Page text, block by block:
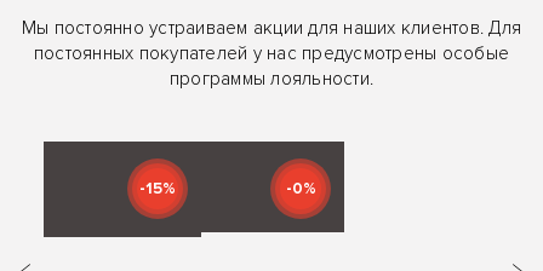
Мы постоянно устраиваем акции для наших клиентов. Для
постоянных покупателей у нас предусмотрены особые
программы лояльности.
-15% -0%